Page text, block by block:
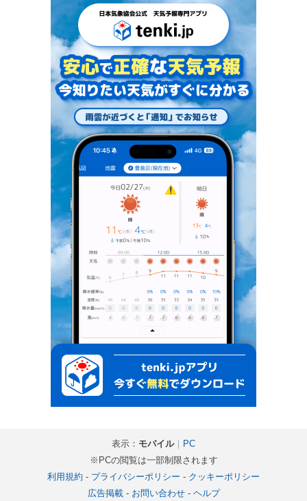
表示： モバイル｜ PC
※PCの閲覧は一部制限されます
利用規約 - プライバシーポリシー - クッキーポリシー
広告掲載- お問い合わせ- ヘルプ